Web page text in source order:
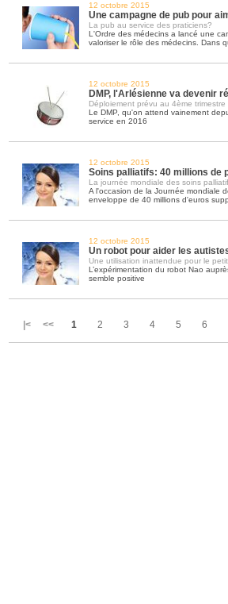
12 octobre 2015
Une campagne de pub pour
La pub au service des praticiens?
L'Ordre des médecins a lancé une
valoriser le rôle des médecins. Dans
12 octobre 2015
DMP, l'Arlésienne va devenir
Déploiement prévu au 4ème trimestre
Le DMP, qu'on attend vainement
service en 2016
12 octobre 2015
Soins palliatifs: 40 millions de
La journée mondiale des soins
A l'occasion de la Journée mondiale
enveloppe de 40 millions d'euros
12 octobre 2015
Un robot pour aider les
Une utilisation inattendue pour le
L’expérimentation du robot Nao
semble positive
|< << 1 2 3 4 5 6